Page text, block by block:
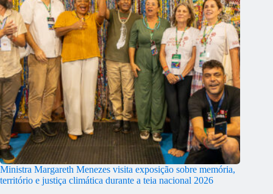
Ministra Margareth Menezes visita exposição sobre memória,
território e justiça climática durante a teia nacional 2026